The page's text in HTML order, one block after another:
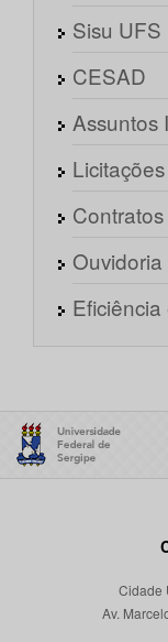
Sisu UFS
CESAD
Assuntos
Licitações
Contratos
Ouvidoria
Cidade
Av.